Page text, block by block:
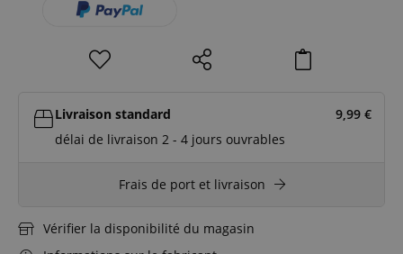
Livraison standard 9,99 €
délai de livraison 2 - 4 jours ouvrables
Frais de port et livraison
Vérifier la disponibilité du magasin